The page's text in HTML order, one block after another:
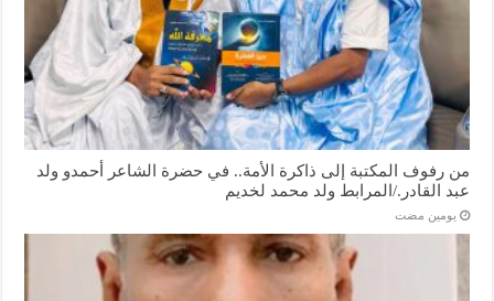
من رفوف المكتبة إلى ذاكرة الأمة.. في حضرة الشاعر أحمدو ولد
عبد القادر./المرابط ولد محمد لخديم
‏يومين مضت